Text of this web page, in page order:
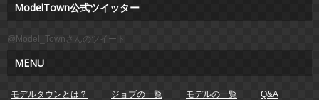
ModelTown公式ツイッター
@Model_Townさんのツイート
MENU
モデルタウンとは？ ジョブの一覧 モデルの一覧 Q&A